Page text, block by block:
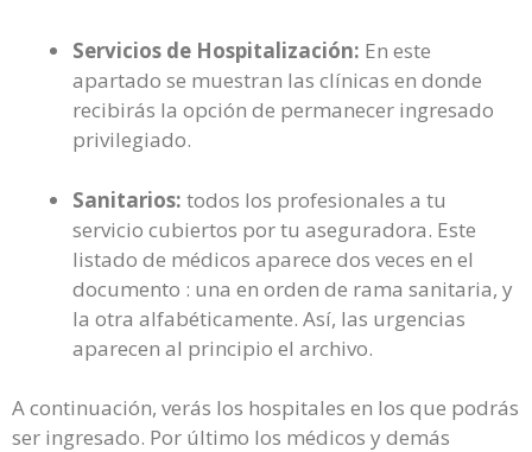
Servicios de Hospitalización: En este
apartado se muestran las clínicas en donde
recibirás la opción de permanecer ingresado
privilegiado.
Sanitarios: todos los profesionales a tu
servicio cubiertos por tu aseguradora. Este
listado de médicos aparece dos veces en el
documento : una en orden de rama sanitaria, y
la otra alfabéticamente. Así, las urgencias
aparecen al principio el archivo.
A continuación, verás los hospitales en los que podrás
ser ingresado. Por último los médicos y demás